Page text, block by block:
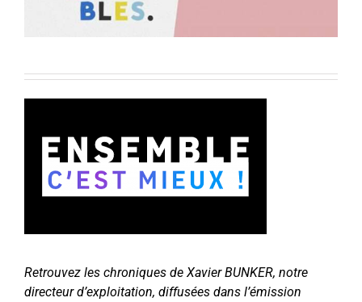
Retrouvez les chroniques de Xavier BUNKER, notre
directeur d’exploitation, diffusées dans l’émission